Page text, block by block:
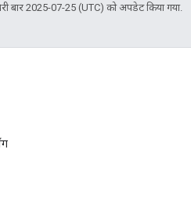
बार 2025-07-25 (UTC) को अपडेट किया गया.